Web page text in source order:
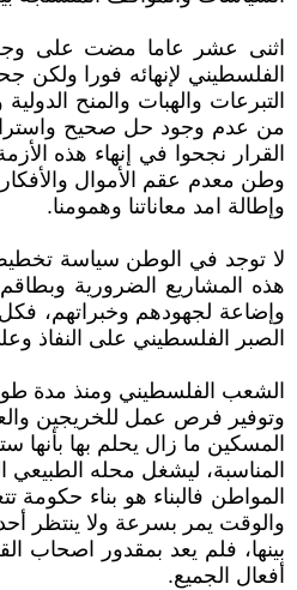
اثنى عشر عاما مضت على وجود
الفلسطيني لإنهائه فورا ولكن
التبرعات والهبات والمنح
من عدم وجود حل صحيح
القرار نجحوا في إنهاء هذه
وطن معدم عقم الأموال
وإطالة امد معاناتنا وهمومنا.
لا توجد في الوطن سياسة
هذه المشاريع الضرورية
وإضاعة لجهودهم وخبراتهم،
الصبر الفلسطيني على النفاذ
الشعب الفلسطيني ومنذ مدة
وتوفير فرص عمل للخريجين
المسكين ما زال يحلم بها
المناسبة، ليشغل محله
المواطن فالبناء هو بناء
والوقت يمر بسرعة ولا ينتظر
بينها، فلم يعد بمقدور اصحاب
أفعال الجميع.